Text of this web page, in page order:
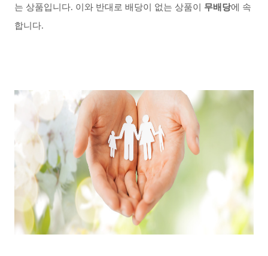
는 상품입니다. 이와 반대로 배당이 없는 상품이 무배당에 속
합니다.